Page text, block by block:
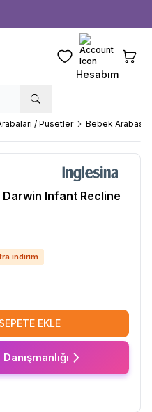
Favorilerim
Hesabım
/ Pusetler Bebek Arabası
Infant Recline
indirim
SEPETE EKLE